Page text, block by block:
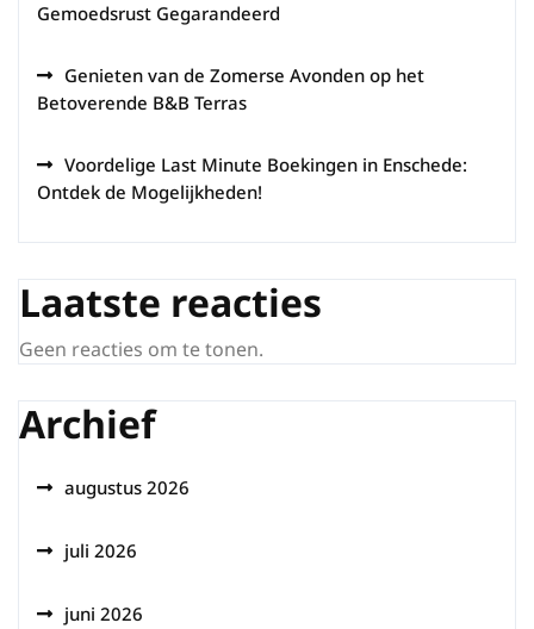
Gemoedsrust Gegarandeerd
Genieten van de Zomerse Avonden op het
Betoverende B&B Terras
Voordelige Last Minute Boekingen in Enschede:
Ontdek de Mogelijkheden!
Laatste reacties
Geen reacties om te tonen.
Archief
augustus 2026
juli 2026
juni 2026